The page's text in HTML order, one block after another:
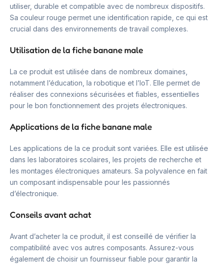
utiliser, durable et compatible avec de nombreux dispositifs.
Sa couleur rouge permet une identification rapide, ce qui est
crucial dans des environnements de travail complexes.
Utilisation de la fiche banane male
La ce produit est utilisée dans de nombreux domaines,
notamment l’éducation, la robotique et l’IoT. Elle permet de
réaliser des connexions sécurisées et fiables, essentielles
pour le bon fonctionnement des projets électroniques.
Applications de la fiche banane male
Les applications de la ce produit sont variées. Elle est utilisée
dans les laboratoires scolaires, les projets de recherche et
les montages électroniques amateurs. Sa polyvalence en fait
un composant indispensable pour les passionnés
d’électronique.
Conseils avant achat
Avant d’acheter la ce produit, il est conseillé de vérifier la
compatibilité avec vos autres composants. Assurez-vous
également de choisir un fournisseur fiable pour garantir la